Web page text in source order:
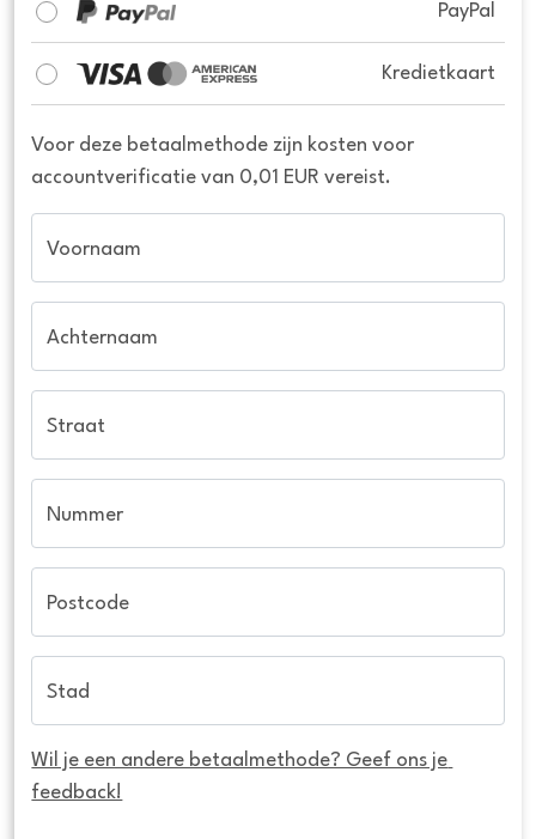
PayPal
Kredietkaart
Voor deze betaalmethode zijn kosten voor
accountverificatie van 0,01 EUR vereist.
Voornaam
Achternaam
Straat
Nummer
Postcode
Stad
Wil je een andere betaalmethode? Geef ons je
feedback!